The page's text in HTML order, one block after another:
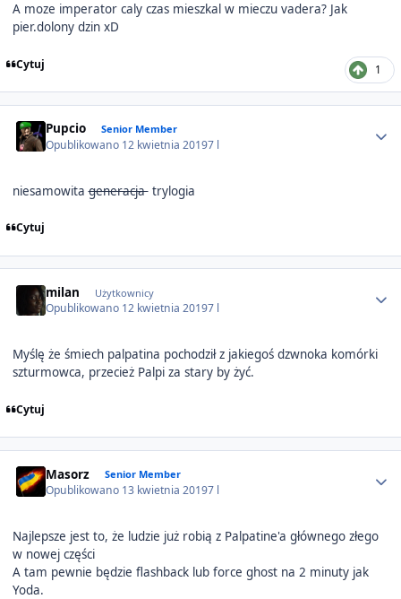
A moze imperator caly czas mieszkal w mieczu vadera? Jak
pier.dolony dzin xD
Cytuj 1
Pupcio Senior Member
Opublikowano 12 kwietnia 20197 l
niesamowitageneracjatrylogia
Cytuj
milan Użytkownicy
Opublikowano 12 kwietnia 20197 l
Myślę że śmiech palpatina pochodził z jakiegoś dzwnoka komórki
szturmowca, przecież Palpi za stary by żyć.
Cytuj
Masorz Senior Member
Opublikowano 13 kwietnia 20197 l
Najlepsze jest to, że ludzie już robią z Palpatine'a głównego złego
w nowej części
A tam pewnie będzie flashback lub force ghost na 2 minuty jak
Yoda.